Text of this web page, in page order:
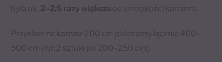
była ok. 2–2,5 razy większa od szerokości karnisza.
Przykład: na karnisz 200 cm polecamy łącznie 400–
500 cm (np. 2 sztuki po 200–250 cm).